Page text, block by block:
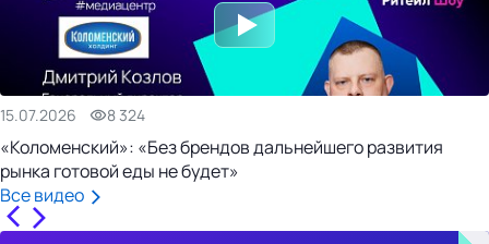
15.07.2026 8 324
«Коломенский»: «Без брендов дальнейшего развития
рынка готовой еды не будет»
Все видео